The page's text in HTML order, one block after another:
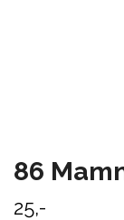
86
25,-